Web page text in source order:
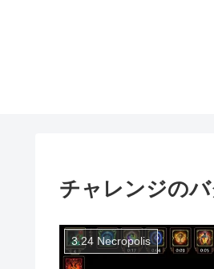
チャレンジの
3.24 Necropolis